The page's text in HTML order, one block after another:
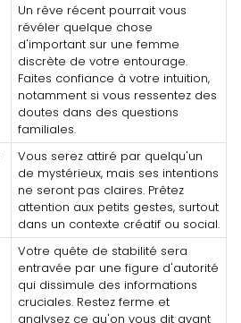
Un rêve récent pourrait vous
révéler quelque chose
d'important sur une femme
discrète de votre entourage.
Faites confiance à votre intuition,
notamment si vous ressentez des
doutes dans des questions
familiales.
Vous serez attiré par quelqu'un
de mystérieux, mais ses intentions
ne seront pas claires. Prêtez
attention aux petits gestes, surtout
dans un contexte créatif ou social.
Votre quête de stabilité sera
entravée par une figure d'autorité
qui dissimule des informations
cruciales. Restez ferme et
analysez ce qu'on vous dit avant